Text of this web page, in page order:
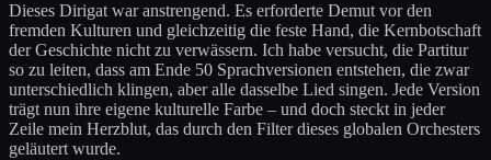
Dieses Dirigat war anstrengend. Es erforderte Demut vor den
fremden Kulturen und gleichzeitig die feste Hand, die Kernbotschaft
der Geschichte nicht zu verwässern. Ich habe versucht, die Partitur
so zu leiten, dass am Ende 50 Sprachversionen entstehen, die zwar
unterschiedlich klingen, aber alle dasselbe Lied singen. Jede Version
trägt nun ihre eigene kulturelle Farbe – und doch steckt in jeder
Zeile mein Herzblut, das durch den Filter dieses globalen Orchesters
geläutert wurde.